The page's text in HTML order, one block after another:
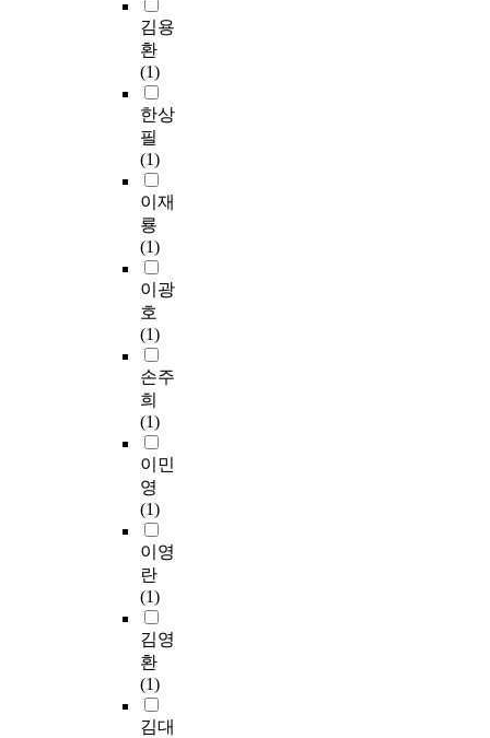
김용
환
(1)
한상
필
(1)
이재
룡
(1)
이광
호
(1)
손주
희
(1)
이민
영
(1)
이영
란
(1)
김영
환
(1)
김대